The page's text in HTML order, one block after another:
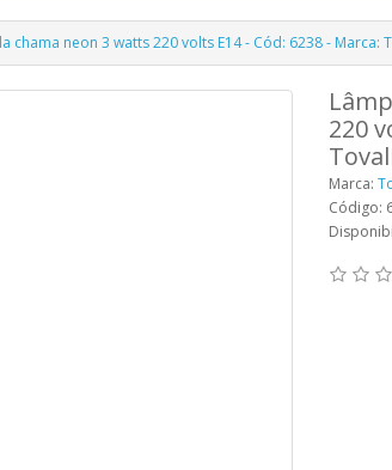
chama neon 3 watts 220 volts E14 - Cód: 6238 - Marca:
220
Marca:
Código: